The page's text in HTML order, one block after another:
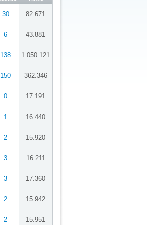
30 82.671
6 43.881
138 1.050.121
150 362.346
0 17.191
1 16.440
2 15.920
3 16.211
3 17.360
2 15.942
2 15.951